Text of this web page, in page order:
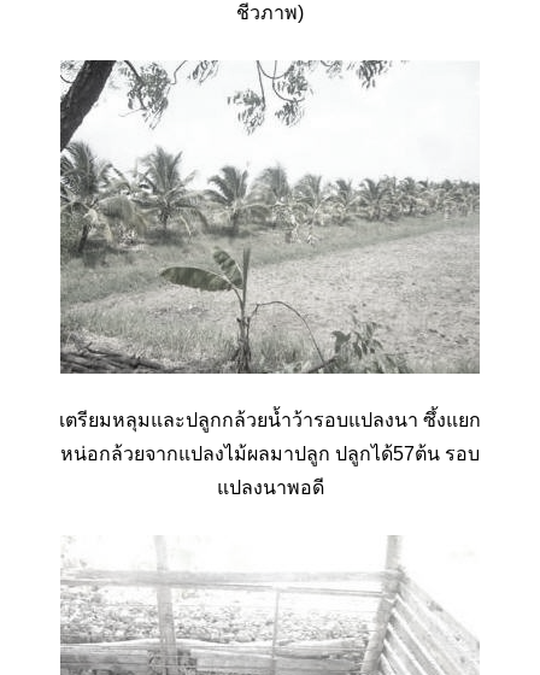
ชีวภาพ)
เตรียมหลุมและปลูกกล้วยน้ำว้ารอบแปลงนา ซึ้งแยก
หน่อกล้วยจากแปลงไม้ผลมาปลูก ปลูกได้57ต้น รอบ
แปลงนาพอดี